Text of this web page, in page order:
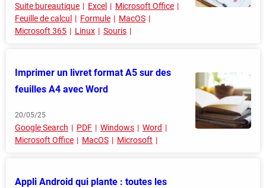
Suite bureautique
Excel
Microsoft Office
Feuille de calcul
Formule
MacOS
Microsoft 365
Linux Souris
Imprimer un livret format A5 sur des
feuilles A4 avec Word
20/05/25
Google Search PDF Windows
Word
Microsoft Office
MacOS Microsoft
Appli Android qui plante : toutes les